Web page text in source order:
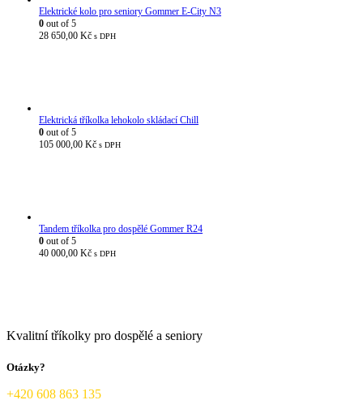
Elektrické kolo pro seniory Gommer E-City N3
0 out of 5
28 650,00 Kč s DPH
Elektrická tříkolka lehokolo skládací Chill
0 out of 5
105 000,00 Kč s DPH
Tandem tříkolka pro dospělé Gommer R24
0 out of 5
40 000,00 Kč s DPH
Kvalitní tříkolky pro dospělé a seniory
Otázky?
+420 608 863 135